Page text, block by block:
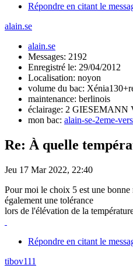
Répondre en citant le
alain.se
alain.se
Messages: 2192
Enregistré le: 29/04/2012
Localisation: noyon
volume du bac:
maintenance: berlinois
éclairage: 2 GIESEMANN
mon bac: alain-se-2eme-
Re: À quelle
Jeu 17 Mar 2022, 22:40
Pour moi le choix 5 est une
également une tolérance
lors de l'élévation de la
Répondre en citant le
tibov111